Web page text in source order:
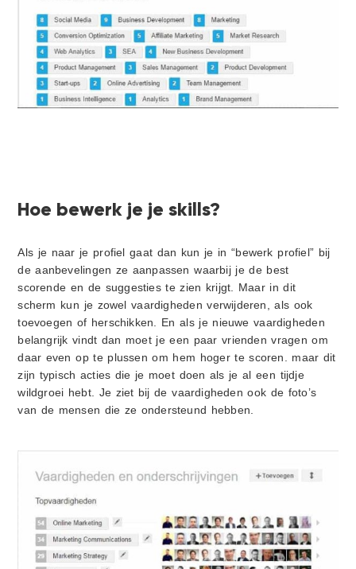
Hoe bewerk je je skills?
Als je naar je profiel gaat dan kun je in “bewerk profiel” bij
de aanbevelingen ze aanpassen waarbij je de best
scorende en de suggesties te zien krijgt. Maar in dit
scherm kun je zowel vaardigheden verwijderen, als ook
toevoegen of herschikken. En als je nieuwe vaardigheden
belangrijk vindt dan moet je een paar vrienden vragen om
daar even op te plussen om hem hoger te scoren. maar dit
zijn typisch acties die je moet doen als je al een tijdje
wildgroei hebt. Je ziet bij de vaardigheden ook de foto’s
van de mensen die ze ondersteund hebben.